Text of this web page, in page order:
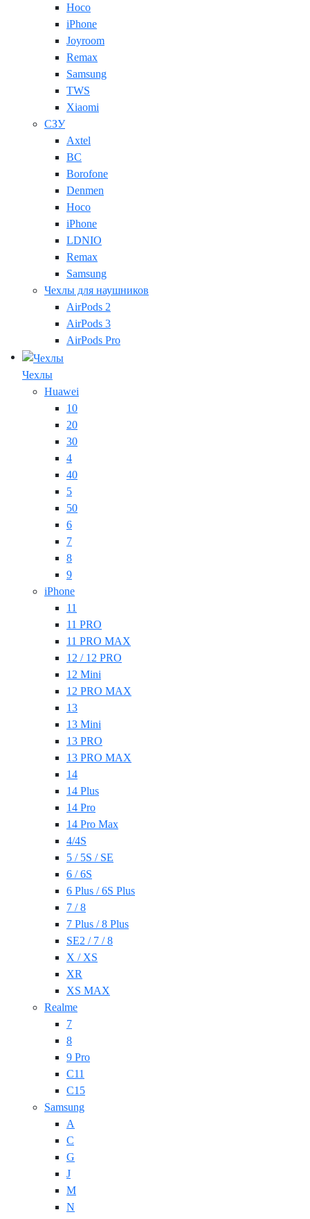
Hoco
iPhone
Joyroom
Remax
Samsung
TWS
Xiaomi
СЗУ
Axtel
BC
Borofone
Denmen
Hoco
iPhone
LDNIO
Remax
Samsung
Чехлы для наушников
AirPods 2
AirPods 3
AirPods Pro
Чехлы
Huawei
10
20
30
4
40
5
50
6
7
8
9
iPhone
11
11 PRO
11 PRO MAX
12 / 12 PRO
12 Mini
12 PRO MAX
13
13 Mini
13 PRO
13 PRO MAX
14
14 Plus
14 Pro
14 Pro Max
4/4S
5 / 5S / SE
6 / 6S
6 Plus / 6S Plus
7 / 8
7 Plus / 8 Plus
SE2 / 7 / 8
X / XS
XR
XS MAX
Realme
7
8
9 Pro
C11
C15
Samsung
A
C
G
J
M
N